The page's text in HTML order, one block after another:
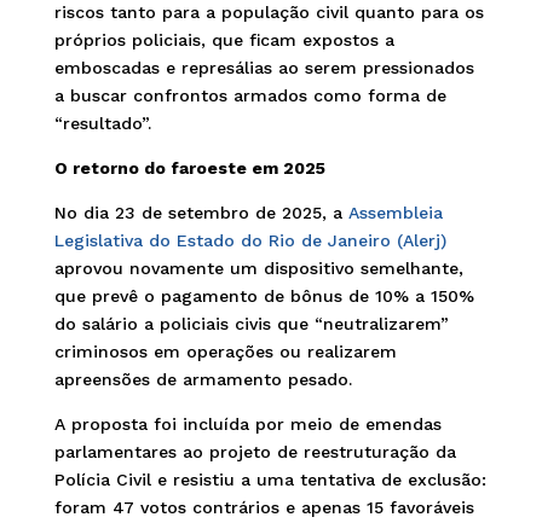
riscos tanto para a população civil quanto para os
próprios policiais, que ficam expostos a
emboscadas e represálias ao serem pressionados
a buscar confrontos armados como forma de
“resultado”.
O retorno do faroeste em 2025
No dia 23 de setembro de 2025, a Assembleia
Legislativa do Estado do Rio de Janeiro (Alerj)
aprovou novamente um dispositivo semelhante,
que prevê o pagamento de bônus de 10% a 150%
do salário a policiais civis que “neutralizarem”
criminosos em operações ou realizarem
apreensões de armamento pesado.
A proposta foi incluída por meio de emendas
parlamentares ao projeto de reestruturação da
Polícia Civil e resistiu a uma tentativa de exclusão:
foram 47 votos contrários e apenas 15 favoráveis